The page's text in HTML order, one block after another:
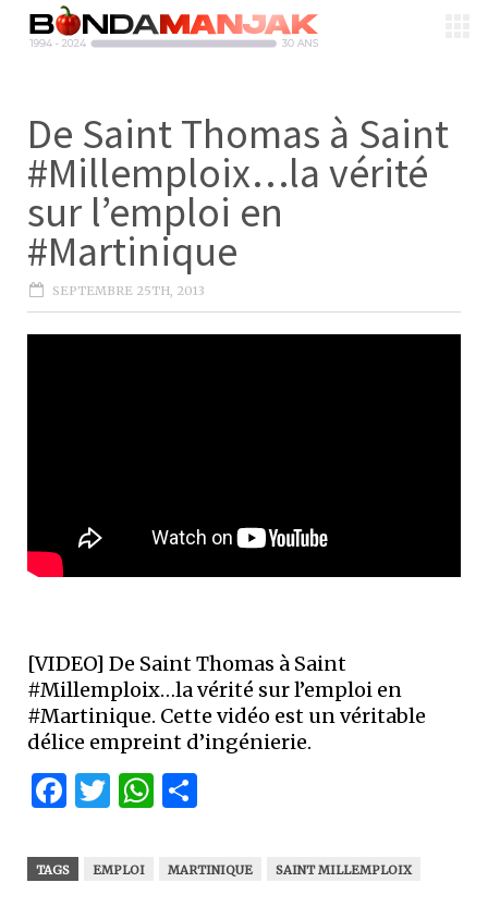
De Saint Thomas à Saint
#Millemploix…la vérité
sur l’emploi en
#Martinique
SEPTEMBRE 25TH, 2013
[VIDEO] De Saint Thomas à Saint
#Millemploix…la vérité sur l’emploi en
#Martinique. Cette vidéo est un véritable
délice empreint d’ingénierie.
Facebook
Twitter
WhatsApp
TAGS EMPLOI MARTINIQUE SAINT MILLEMPLOIX